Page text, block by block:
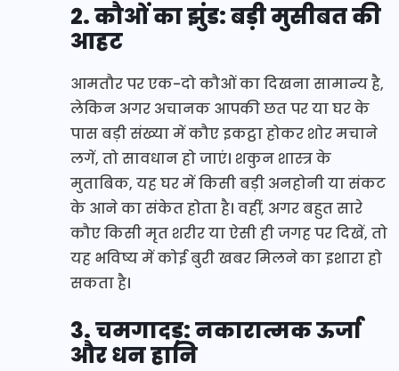
2. कौओं का झुंड: बड़ी मुसीबत की
आहट
आमतौर पर एक-दो कौओं का दिखना सामान्य है,
लेकिन अगर अचानक आपकी छत पर या घर के
पास बड़ी संख्या में कौए इकट्ठा होकर शोर मचाने
लगें, तो सावधान हो जाएं। शकुन शास्त्र के
मुताबिक, यह घर में किसी बड़ी अनहोनी या संकट
के आने का संकेत होता है। वहीं, अगर बहुत सारे
कौए किसी मृत शरीर या ऐसी ही जगह पर दिखें, तो
यह भविष्य में कोई बुरी खबर मिलने का इशारा हो
सकता है।
3. चमगादड़: नकारात्मक ऊर्जा
और धन हानि